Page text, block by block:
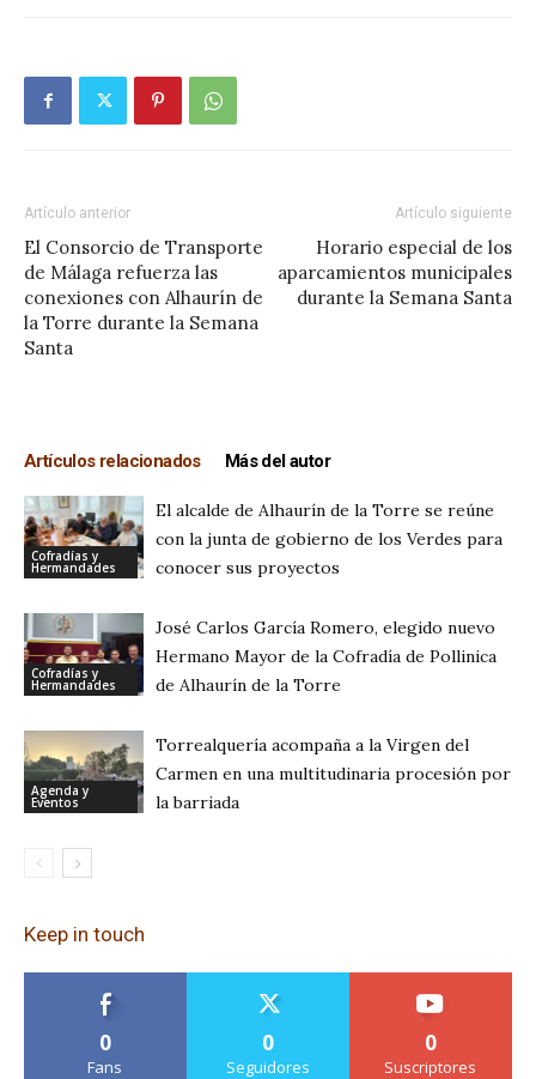
Artículo anterior
El Consorcio de Transporte
de Málaga refuerza las
conexiones con Alhaurín de
la Torre durante la Semana
Santa
Artículo siguiente
Horario especial de los
aparcamientos municipales
durante la Semana Santa
Artículos relacionados Más del autor
Cofradías y
Hermandades
El alcalde de Alhaurín de la Torre se reúne
con la junta de gobierno de los Verdes para
conocer sus proyectos
Cofradías y
Hermandades
José Carlos García Romero, elegido nuevo
Hermano Mayor de la Cofradía de Pollinica
de Alhaurín de la Torre
Agenda y
Eventos
Torrealquería acompaña a la Virgen del
Carmen en una multitudinaria procesión por
la barriada
Keep in touch
0
Fans
0
Seguidores
0
Suscriptores